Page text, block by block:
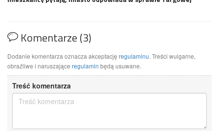
Komentarze (3)
Dodanie komentarza oznacza akceptację regulaminu. Treści wulgarne,
obraźliwe i naruszające regulamin będą usuwane.
Treść komentarza